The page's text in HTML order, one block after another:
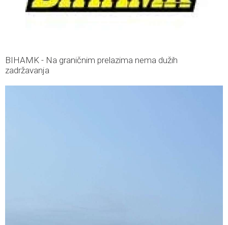
BIHAMK - Na graničnim prelazima nema dužih
zadržavanja